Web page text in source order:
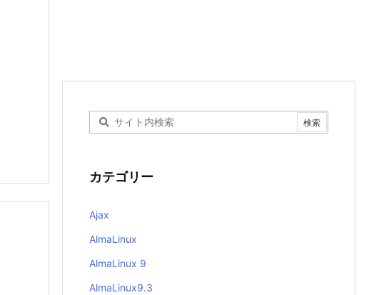
カテゴリー
Ajax
AlmaLinux
AlmaLinux 9
AlmaLinux9.3